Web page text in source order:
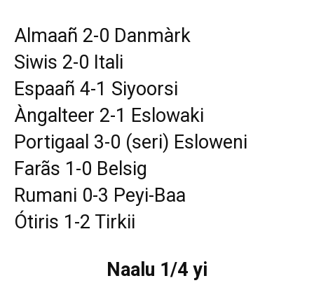
Almaañ 2-0 Danmàrk
Siwis 2-0 Itali
Espaañ 4-1 Siyoorsi
Àngalteer 2-1 Eslowaki
Portigaal 3-0 (seri) Esloweni
Farãs 1-0 Belsig
Rumani 0-3 Peyi-Baa
Ótiris 1-2 Tirkii
Naalu 1/4 yi